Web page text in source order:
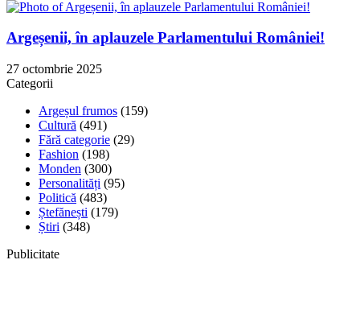
Argeșenii, în aplauzele Parlamentului României!
27 octombrie 2025
Categorii
Argeșul frumos (159)
Cultură (491)
Fără categorie (29)
Fashion (198)
Monden (300)
Personalități (95)
Politică (483)
Ștefănești (179)
Știri (348)
Publicitate